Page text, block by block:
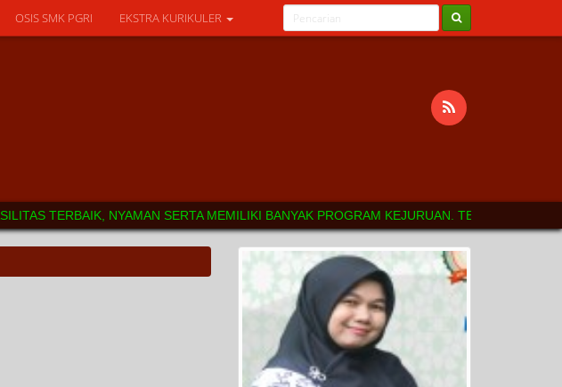
OSIS SMK PGRI EKSTRA KURIKULER
TERBAIK, NYAMAN SERTA MEMILIKI BANYAK PROGRAM KEJURUAN. TERIMAKASIH